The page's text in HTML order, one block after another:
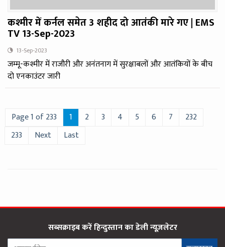
कश्मीर में कर्नल समेत 3 शहीद दो आतंकी मारे गए | EMS
TV 13-Sep-2023
13-Sep-2023
जम्मू-कश्मीर में राजौरी और अनंतनाग में सुरक्षाबलों और आतंकियों के बीच
दो एनकाउंटर जारी
Page 1 of 233 1 2 3 4 5 6 7
232
233
Next Last
सब्सक्राइब करें हिन्दुस्तान का डेली न्यूज़लेटर